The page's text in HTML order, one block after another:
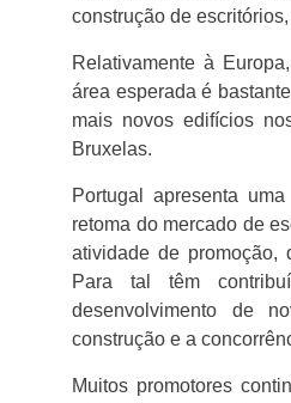
construção de
Relativamente à
área esperada é
mais novos edifícios
Bruxelas.
Portugal apresenta
retoma do mercado de
atividade de promoção,
Para tal têm
desenvolvimento de
construção e a
Muitos promotores